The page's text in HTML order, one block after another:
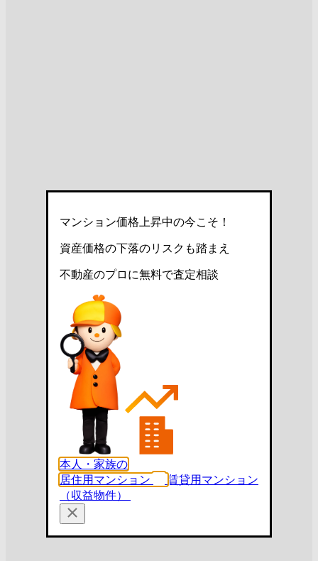
マンション価格上昇中の今こそ！
資産価格の下落のリスクも踏まえ
不動産のプロに無料で査定相談
本人・家族の
居住用マンション
賃貸用マンション
（収益物件）